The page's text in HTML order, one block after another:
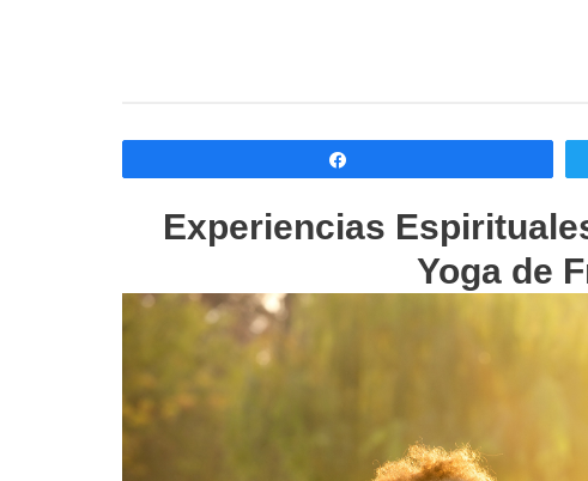
Experiencias
Yoga de